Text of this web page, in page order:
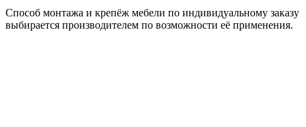
Способ монтажа и крепёж мебели по индивидуальному заказу
выбирается производителем по возможности её применения.